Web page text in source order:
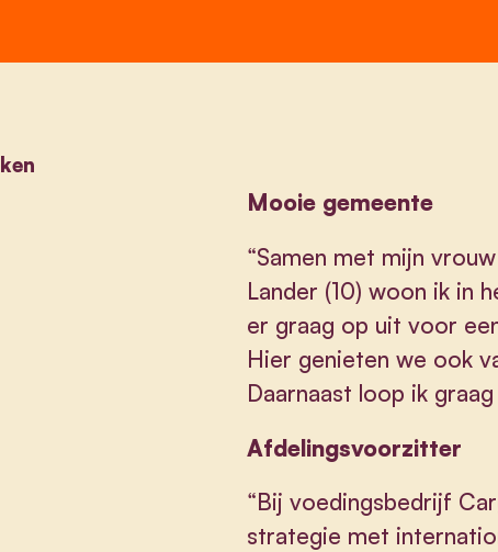
Mooie gemeente
“Samen met mijn
Lander (10) woon ik in
er graag op uit voor
Hier genieten we ook
Daarnaast loop ik
Afdelingsvoorzitter
“Bij voedingsbedrijf
strategie met